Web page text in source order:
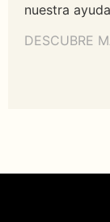
nuestra
DESCUBRE